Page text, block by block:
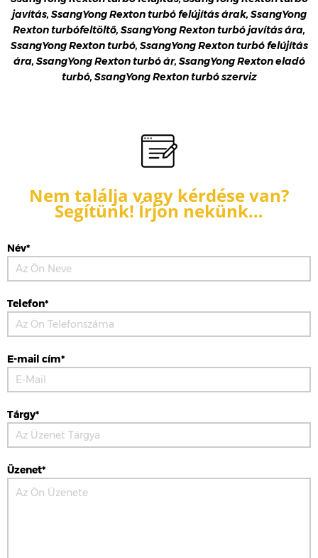
javítás, SsangYong Rexton turbó felújítás árak, SsangYong
Rexton turbófeltöltő, SsangYong Rexton turbó javítás ára,
SsangYong Rexton turbó, SsangYong Rexton turbó felújítás
ára, SsangYong Rexton turbó ár, SsangYong Rexton eladó
turbó, SsangYong Rexton turbó szerviz
Nem találja vagy kérdése van?
Segítünk! Írjon nekünk…
Név*
Telefon*
E-mail cím*
Tárgy*
Üzenet*